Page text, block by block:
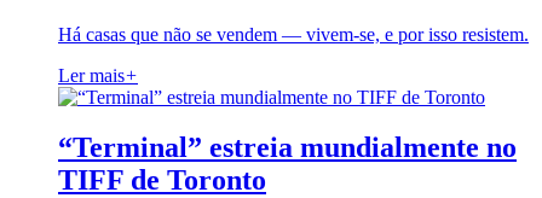
Há casas que não se vendem — vivem-se, e por isso resistem.
Ler mais+
“Terminal” estreia mundialmente no
TIFF de Toronto